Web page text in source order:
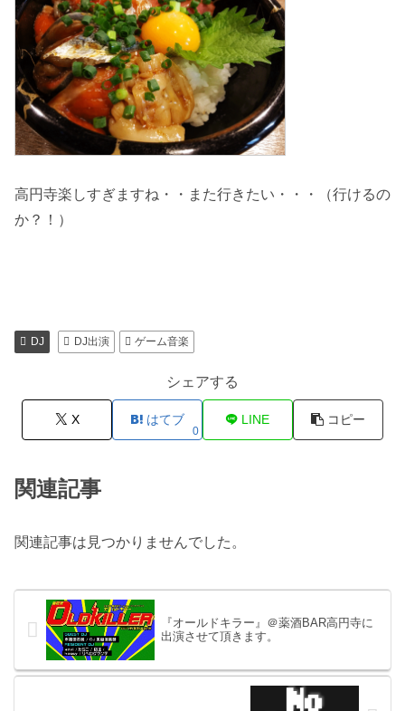
高円寺楽しすぎますね・・また行きたい・・・（行けるの
か？！）
DJ DJ出演 ゲーム音楽
シェアする
X はてブ
0
LINE コピー
関連記事
関連記事は見つかりませんでした。
『オールドキラー』＠薬酒BAR高円寺に
出演させて頂きます。